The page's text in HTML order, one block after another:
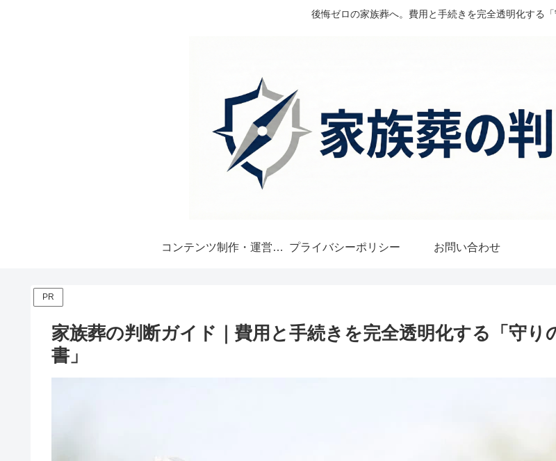
後悔ゼロの家族葬へ。費用と手続きを完全透明化する「
コンテンツ制作・運営ポリシー プライバシーポリシー お問い合わせ
PR
家族葬の判断ガイド｜費用と手続きを完全透明化する「守り
書」